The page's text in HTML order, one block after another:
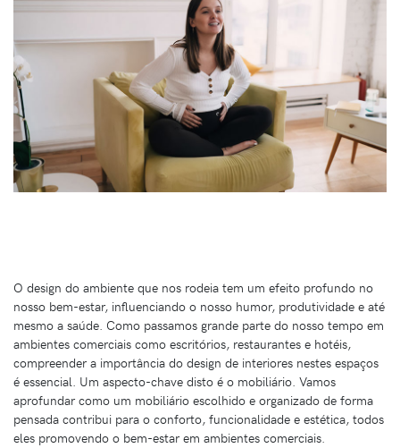
O design do ambiente que nos rodeia tem um efeito profundo no
nosso bem-estar, influenciando o nosso humor, produtividade e até
mesmo a saúde. Como passamos grande parte do nosso tempo em
ambientes comerciais como escritórios, restaurantes e hotéis,
compreender a importância do design de interiores nestes espaços
é essencial. Um aspecto-chave disto é o mobiliário. Vamos
aprofundar como um mobiliário escolhido e organizado de forma
pensada contribui para o conforto, funcionalidade e estética, todos
eles promovendo o bem-estar em ambientes comerciais.